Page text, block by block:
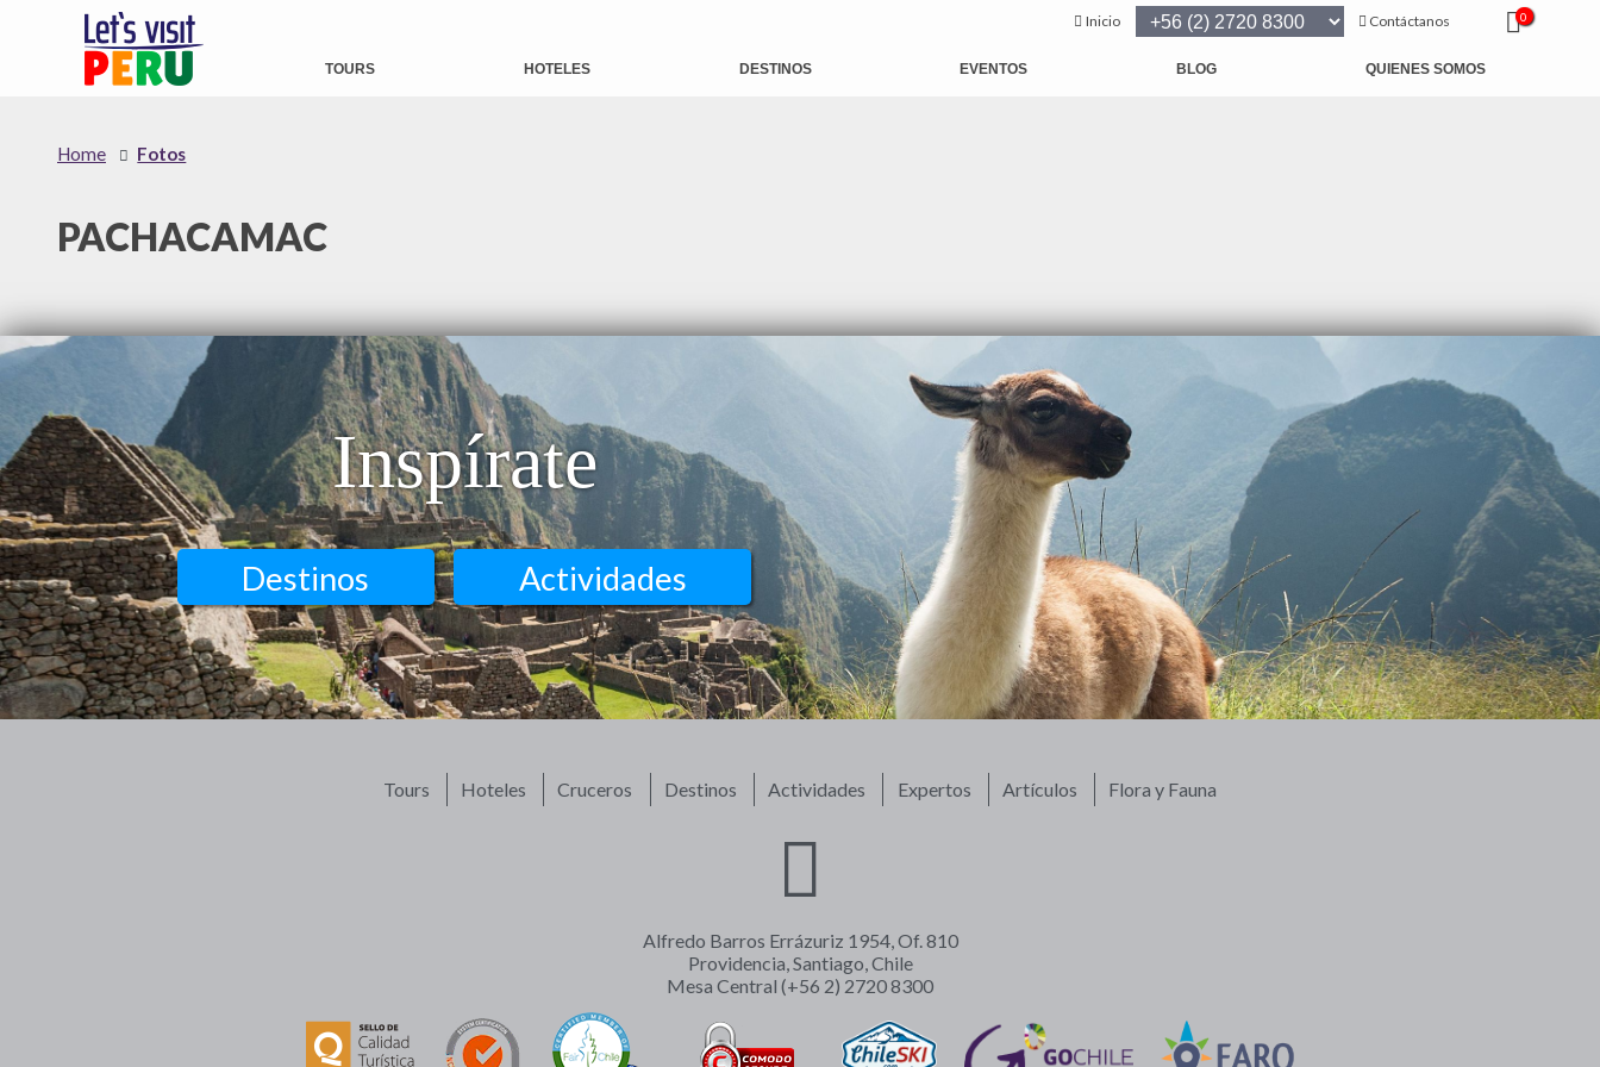
Inicio Contáctanos 0
TOURS HOTELES DESTINOS EVENTOS BLOG QUIENES SOMOS
Home Fotos
PACHACAMAC
Inspírate
Destinos Actividades
Tours Hoteles Cruceros Destinos Actividades Expertos Artículos Flora y Fauna
Alfredo Barros Errázuriz 1954, Of. 810
Providencia, Santiago, Chile
Mesa Central (+56 2) 2720 8300